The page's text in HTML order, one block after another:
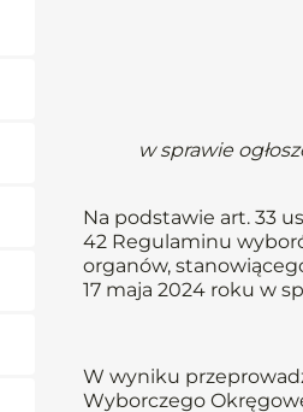
w sprawie
Na podstawie art. 33
42 Regulaminu
organów,
17 maja 2024 roku w
W wyniku
Wyborczego